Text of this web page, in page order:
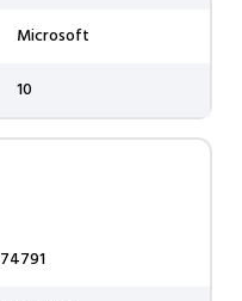
Microsoft
10
74791